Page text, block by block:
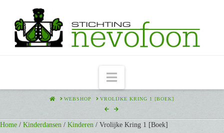
Navigation
HOMEWEBSHOP VROLIJKE KRING 1 [BOEK]
Home / Kinderdansen / Kinderen / Vrolijke Kring 1 [Boek]